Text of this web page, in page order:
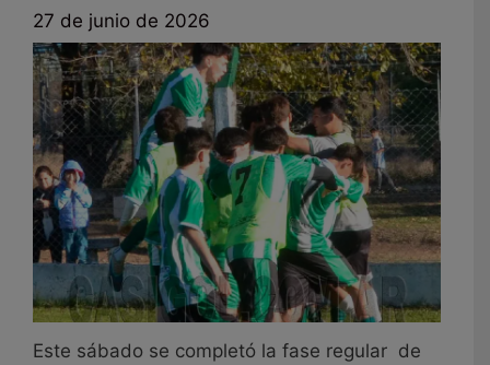
27 de junio de 2026
Este sábado se completó la fase regular de